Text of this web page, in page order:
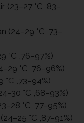
(23–27 °C ,83–
(24–29 °C ,73–
°C ,76–97%)
°C ,76–96%)
°C ,73–94%)
°C ,68–93%)
°C ,77–95%)
°C ,87–91%)